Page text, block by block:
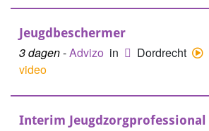
Jeugdbeschermer
3 dagen-Advizo in
Dordrecht
video
Interim Jeugdzorgprofessional